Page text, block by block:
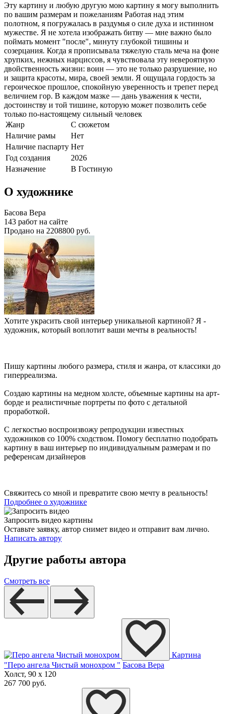
Эту картину и любую другую мою картину я могу выполнить
по вашим размерам и пожеланиям Работая над этим
полотном, я погружалась в раздумья о силе духа и истинном
мужестве. Я не хотела изображать битву — мне важно было
поймать момент "после", минуту глубокой тишины и
созерцания. Когда я прописывала тяжелую сталь меча на фоне
хрупких, нежных нарциссов, я чувствовала эту невероятную
двойственность жизни: воин — это не только разрушение, но
и защита красоты, мира, своей земли. Я ощущала гордость за
героическое прошлое, спокойную уверенность и трепет перед
величием гор. В каждом мазке — дань уважения к чести,
достоинству и той тишине, которую может позволить себе
только по-настоящему сильный человек
Жанр
С сюжетом
Наличие рамы
Нет
Наличие паспарту Нет
Год создания
2026
Назначение
В Гостиную
О художнике
Басова Вера
143 работ на сайте
Продано на 2208800 руб.
Хотите украсить свой интерьер уникальной картиной? Я -
художник, который воплотит ваши мечты в реальность!
Пишу картины любого размера, стиля и жанра, от классики до
гиперреализма.
Создаю картины на медном холсте, объемные картины на арт-
борде и реалистичные портреты по фото с детальной
проработкой.
С легкостью воспроизвожу репродукции известных
художников со 100% сходством. Помогу бесплатно подобрать
картину в ваш интерьер по индивидуальным размерам и по
референсам дизайнеров
Свяжитесь со мной и превратите свою мечту в реальность!
Подробнее о художнике
Запросить видео картины
Оставьте заявку, автор снимет видео и отправит вам лично.
Написать автору
Другие работы автора
Смотреть все
Картина
"Перо ангела Чистый монохром " Басова Вера
Холст, 90 x 120
267 700 руб.